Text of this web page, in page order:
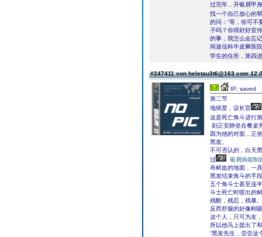
过完年，开银屑甲
找一个自己放心的
的问：“哥，你可不
子吗？你得好好宣
的事，我怎么会忘
间迷信科牛皮癣医
学生的住所，第四
#247411 von heletau3t6@163.com
IP: saved
第二节
地狱星，议长官
这是死亡角斗进行
刻正安静坐在餐桌
因为他的对面，正
黑发。
不可否认的，白天
过
银屑病能制
布鲜血的地面，一
黑发结束角斗的手
五个角斗士甚至连
斗士死亡时喷出的
残酷，残忍，残暴
反而舒服的好像刚
这个人，只可为友
所以他马上提出了
“黑发先生，尝尝这